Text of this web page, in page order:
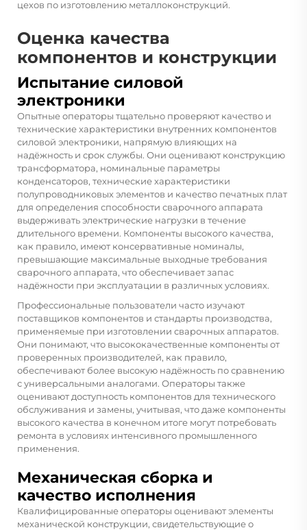
цехов по изготовлению металлоконструкций.
Оценка качества
компонентов и конструкции
Испытание силовой
электроники
Опытные операторы тщательно проверяют качество и
технические характеристики внутренних компонентов
силовой электроники, напрямую влияющих на
надёжность и срок службы. Они оценивают конструкцию
трансформатора, номинальные параметры
конденсаторов, технические характеристики
полупроводниковых элементов и качество печатных плат
для определения способности сварочного аппарата
выдерживать электрические нагрузки в течение
длительного времени. Компоненты высокого качества,
как правило, имеют консервативные номиналы,
превышающие максимальные выходные требования
сварочного аппарата, что обеспечивает запас
надёжности при эксплуатации в различных условиях.
Профессиональные пользователи часто изучают
поставщиков компонентов и стандарты производства,
применяемые при изготовлении сварочных аппаратов.
Они понимают, что высококачественные компоненты от
проверенных производителей, как правило,
обеспечивают более высокую надёжность по сравнению
с универсальными аналогами. Операторы также
оценивают доступность компонентов для технического
обслуживания и замены, учитывая, что даже компоненты
высокого качества в конечном итоге могут потребовать
ремонта в условиях интенсивного промышленного
применения.
Механическая сборка и
качество исполнения
Квалифицированные операторы оценивают элементы
механической конструкции, свидетельствующие о